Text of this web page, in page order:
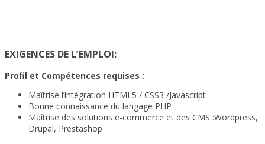
EXIGENCES DE L’EMPLOI:
Profil et Compétences requises :
Maîtrise l’intégration HTML5 / CSS3 /Javascript
Bonne connaissance du langage PHP
Maîtrise des solutions e-commerce et des CMS :Wordpress,
Drupal, Prestashop